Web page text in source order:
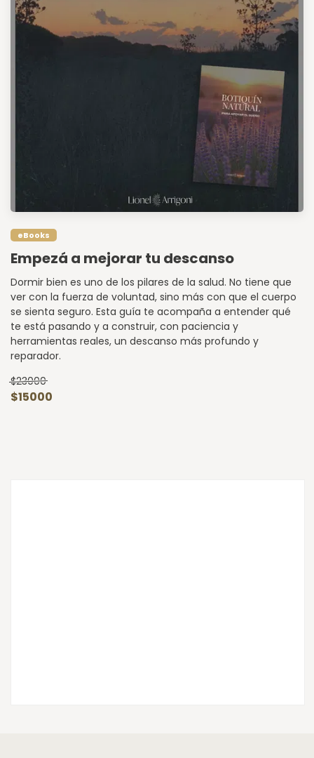
eBooks
Empezá a mejorar tu descanso
Dormir bien es uno de los pilares de la salud. No tiene que
ver con la fuerza de voluntad, sino más con que el cuerpo
se sienta seguro. Esta guía te acompaña a entender qué
te está pasando y a construir, con paciencia y
herramientas reales, un descanso más profundo y
reparador.
$23000
$15000